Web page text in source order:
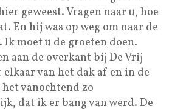
geweest. Vragen naar u, hoe
En hij was op weg om naar de
Ik moet u de groeten doen.
aan de overkant bij De Vrij
van het dak af en in de
vanochtend zo
dat ik er bang van werd. De